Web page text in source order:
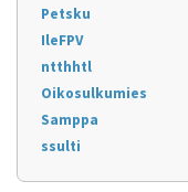
Petsku
IleFPV
ntthhtl
Oikosulkumies
Samppa
ssulti